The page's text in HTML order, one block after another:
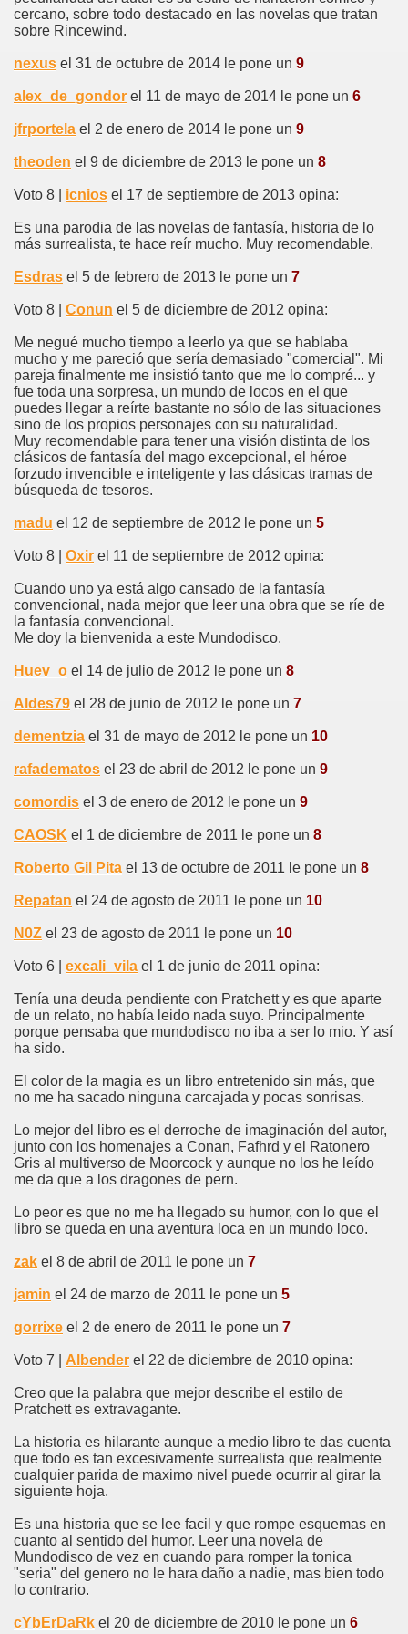
cercano, sobre todo destacado en las novelas que tratan
sobre Rincewind.
nexus el 31 de octubre de 2014 le pone un 9
alex_de_gondor el 11 de mayo de 2014 le pone un 6
jfrportela el 2 de enero de 2014 le pone un 9
theoden el 9 de diciembre de 2013 le pone un 8
Voto 8 | icnios el 17 de septiembre de 2013 opina:
Es una parodia de las novelas de fantasía, historia de lo
más surrealista, te hace reír mucho. Muy recomendable.
Esdras el 5 de febrero de 2013 le pone un 7
Voto 8 | Conun el 5 de diciembre de 2012 opina:
Me negué mucho tiempo a leerlo ya que se hablaba
mucho y me pareció que sería demasiado "comercial". Mi
pareja finalmente me insistió tanto que me lo compré... y
fue toda una sorpresa, un mundo de locos en el que
puedes llegar a reírte bastante no sólo de las situaciones
sino de los propios personajes con su naturalidad.
Muy recomendable para tener una visión distinta de los
clásicos de fantasía del mago excepcional, el héroe
forzudo invencible e inteligente y las clásicas tramas de
búsqueda de tesoros.
madu el 12 de septiembre de 2012 le pone un 5
Voto 8 | Oxir el 11 de septiembre de 2012 opina:
Cuando uno ya está algo cansado de la fantasía
convencional, nada mejor que leer una obra que se ríe de
la fantasía convencional.
Me doy la bienvenida a este Mundodisco.
Huev_o el 14 de julio de 2012 le pone un 8
Aldes79 el 28 de junio de 2012 le pone un 7
dementzia el 31 de mayo de 2012 le pone un 10
rafadematos el 23 de abril de 2012 le pone un 9
comordis el 3 de enero de 2012 le pone un 9
CAOSK el 1 de diciembre de 2011 le pone un 8
Roberto Gil Pita el 13 de octubre de 2011 le pone un 8
Repatan el 24 de agosto de 2011 le pone un 10
N0Z el 23 de agosto de 2011 le pone un 10
Voto 6 | excali_vila el 1 de junio de 2011 opina:
Tenía una deuda pendiente con Pratchett y es que aparte
de un relato, no había leido nada suyo. Principalmente
porque pensaba que mundodisco no iba a ser lo mio. Y así
ha sido.
El color de la magia es un libro entretenido sin más, que
no me ha sacado ninguna carcajada y pocas sonrisas.
Lo mejor del libro es el derroche de imaginación del autor,
junto con los homenajes a Conan, Fafhrd y el Ratonero
Gris al multiverso de Moorcock y aunque no los he leído
me da que a los dragones de pern.
Lo peor es que no me ha llegado su humor, con lo que el
libro se queda en una aventura loca en un mundo loco.
zak el 8 de abril de 2011 le pone un 7
jamin el 24 de marzo de 2011 le pone un 5
gorrixe el 2 de enero de 2011 le pone un 7
Voto 7 | Albender el 22 de diciembre de 2010 opina:
Creo que la palabra que mejor describe el estilo de
Pratchett es extravagante.
La historia es hilarante aunque a medio libro te das cuenta
que todo es tan excesivamente surrealista que realmente
cualquier parida de maximo nivel puede ocurrir al girar la
siguiente hoja.
Es una historia que se lee facil y que rompe esquemas en
cuanto al sentido del humor. Leer una novela de
Mundodisco de vez en cuando para romper la tonica
"seria" del genero no le hara daño a nadie, mas bien todo
lo contrario.
cYbErDaRk el 20 de diciembre de 2010 le pone un 6